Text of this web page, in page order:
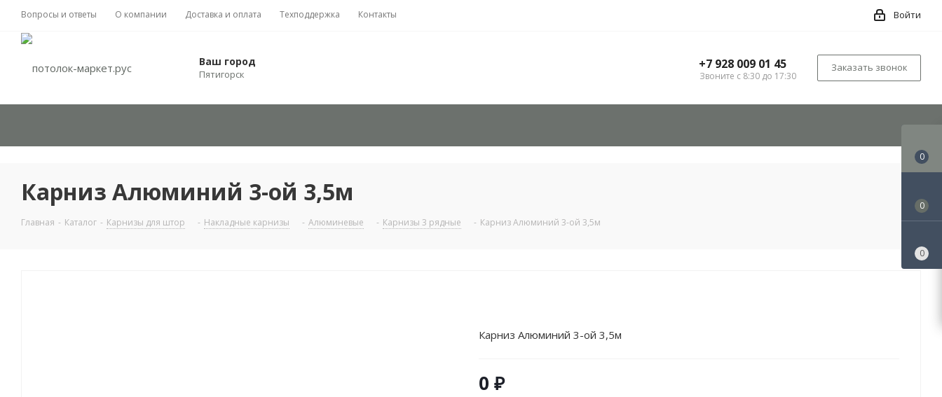
Вопросы и ответы О компании Доставка и оплата Техподдержка Контакты Войти
Ваш город
Пятигорск
+7 928 009 01 45
Звоните с 8:30 до 17:30
Заказать звонок
Карниз Алюминий 3-ой 3,5м
Главная - Каталог - Карнизы для штор - Накладные карнизы - Алюминевые - Карнизы 3 рядные - Карниз Алюминий 3-ой 3,5м
Карниз Алюминий 3-ой 3,5м
0 ₽
0
0
0